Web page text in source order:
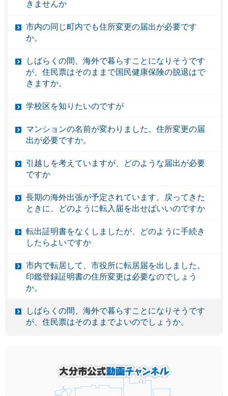
きませんか
市内の同じ町内でも住所変更の届出が必要です
か。
しばらくの間、海外で暮らすことになりそうです
が、住民票はそのままで国民健康保険の脱退はで
きますか。
学校区を知りたいのですが
マンションの名前が変わりました。住所変更の届
出が必要ですか。
引越しを考えていますが、どのような届出が必要
ですか
長期の海外出張が予定されています。戻ってきた
ときに、どのように転入届を出せばいいのですか
転出証明書をなくしましたが、どのように手続き
したらよいですか
市内で転居して、市役所に転居届を出しました。
印鑑登録証明書の住所変更は必要なのでしょう
か。
しばらくの間、海外で暮らすことになりそうです
が、住民票はそのままでよいのでしょうか。